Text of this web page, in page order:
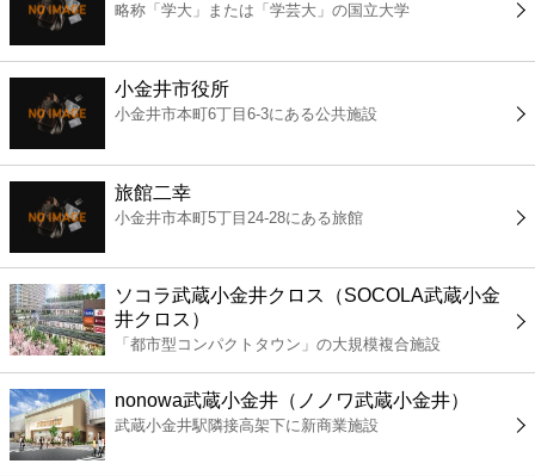
スーパー
エンタメ
レジャー
書店
ファミレス
ファーストフード
カフェ
略称「学大」または「学芸大」の国立大学
小金井市役所
小金井市本町6丁目6-3にある公共施設
旅館二幸
小金井市本町5丁目24-28にある旅館
ソコラ武蔵小金井クロス（SOCOLA武蔵小金
井クロス）
「都市型コンパクトタウン」の大規模複合施設
nonowa武蔵小金井（ノノワ武蔵小金井）
武蔵小金井駅隣接高架下に新商業施設